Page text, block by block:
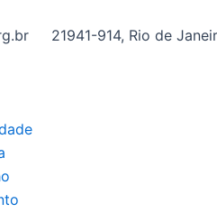
21941-914, Rio de